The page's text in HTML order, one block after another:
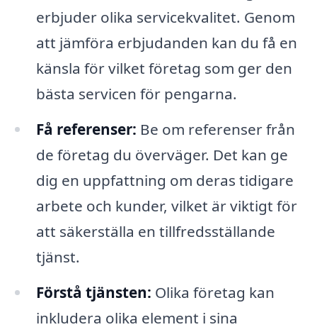
erbjuder olika servicekvalitet. Genom
att jämföra erbjudanden kan du få en
känsla för vilket företag som ger den
bästa servicen för pengarna.
Få referenser: Be om referenser från
de företag du överväger. Det kan ge
dig en uppfattning om deras tidigare
arbete och kunder, vilket är viktigt för
att säkerställa en tillfredsställande
tjänst.
Förstå tjänsten: Olika företag kan
inkludera olika element i sina